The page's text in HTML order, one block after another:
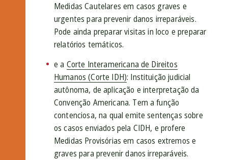
Medidas Cautelares em casos graves e
urgentes para prevenir danos irreparáveis.
Pode ainda preparar visitas in loco e preparar
relatórios temáticos.
e a Corte Interamericana de Direitos
Humanos (Corte IDH): Instituição judicial
autônoma, de aplicação e interpretação da
Convenção Americana. Tem a função
contenciosa, na qual emite sentenças sobre
os casos enviados pela CIDH, e profere
Medidas Provisórias em casos extremos e
graves para prevenir danos irreparáveis.